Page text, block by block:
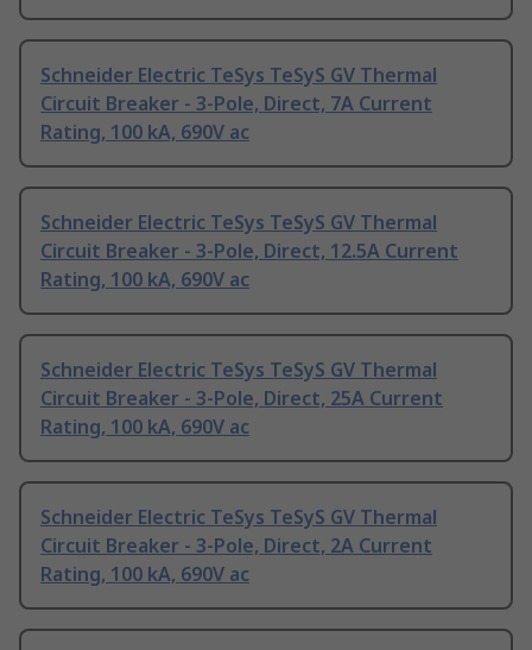
Schneider Electric TeSys TeSyS GV Thermal
Circuit Breaker - 3-Pole, Direct, 7A Current
Rating, 100 kA, 690V ac
Schneider Electric TeSys TeSyS GV Thermal
Circuit Breaker - 3-Pole, Direct, 12.5A Current
Rating, 100 kA, 690V ac
Schneider Electric TeSys TeSyS GV Thermal
Circuit Breaker - 3-Pole, Direct, 25A Current
Rating, 100 kA, 690V ac
Schneider Electric TeSys TeSyS GV Thermal
Circuit Breaker - 3-Pole, Direct, 2A Current
Rating, 100 kA, 690V ac